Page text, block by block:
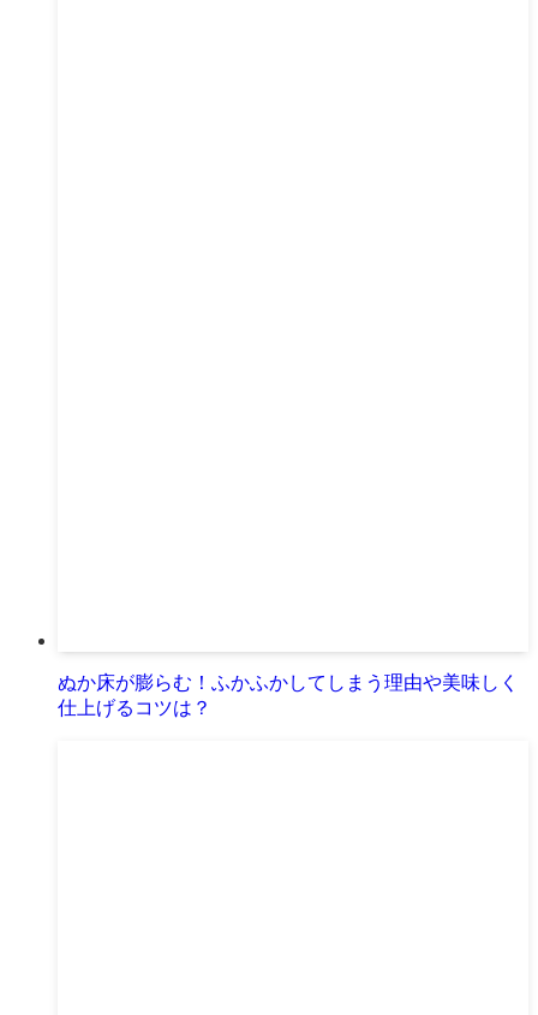
ぬか床が膨らむ！ふかふかしてしまう理由や美味しく
仕上げるコツは？